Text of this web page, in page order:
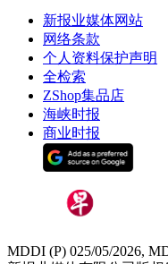
新报业媒体网站
网络条款
个人资料保护声明
全检索
ZShop集品店
海峡时报
商业时报
MDDI (P) 025/05/2026,